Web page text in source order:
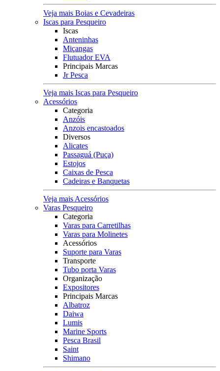
Veja mais Boias e Cevadeiras
Iscas para Pesqueiro
Iscas
Anteninhas
Miçangas
Flutuador EVA
Principais Marcas
Jr Pesca
Veja mais Iscas para Pesqueiro
Acessórios
Categoria
Anzóis
Anzois encastoados
Diversos
Alicates
Passaguá (Puça)
Estojos
Caixas de Pesca
Cadeiras e Banquetas
Veja mais Acessórios
Varas Pesqueiro
Categoria
Varas para Carretilhas
Varas para Molinetes
Acessórios
Suporte para Varas
Transporte
Tubo porta Varas
Organização
Expositores
Principais Marcas
Albatroz
Daiwa
Lumis
Marine Sports
Pesca Brasil
Saint
Shimano